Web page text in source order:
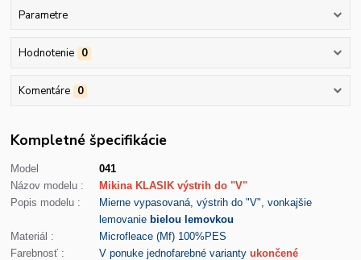
Parametre
Hodnotenie 0
Komentáre 0
Kompletné špecifikácie
Model
041
Názov modelu :
Mikina KLASIK výstrih do "V"
Popis modelu :
Mierne vypasovaná, výstrih do "V", vonkajšie
lemovaniebielou lemovkou
Materiál :
Microfleace (Mf) 100%PES
Farebnosť :
V ponuke jednofarebné variantyukončené